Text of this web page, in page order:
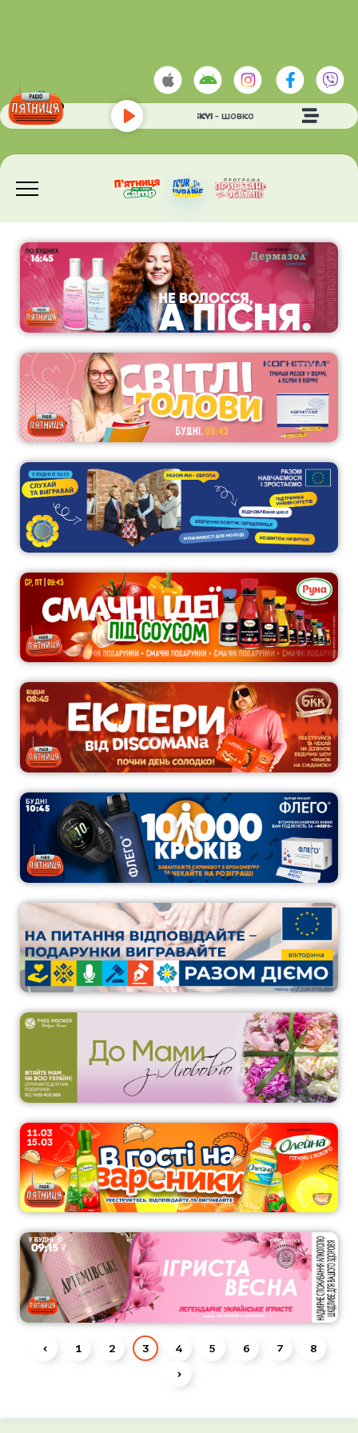
Play
IVAN LIULENOV & DAMNYTSKYI- ШОВКОВИЦЯ
‹ 1 2 3 4 5 6 7
8
›